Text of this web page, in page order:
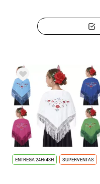
ENTREGA 24H/48H SUPERVENTAS